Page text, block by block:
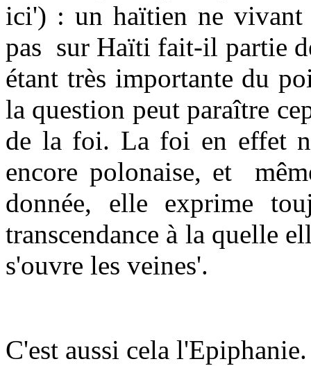
ici') : un haïtien ne vivant
pas sur Haïti fait-il partie
étant très importante du
la question peut paraître
de la foi. La foi en effet
encore polonaise, et
donnée, elle exprime
transcendance à la quelle
s'ouvre les veines'.
C'est aussi cela l'Epiphanie.